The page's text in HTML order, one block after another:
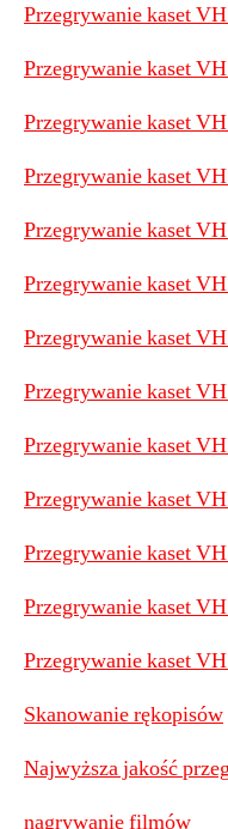
Przegrywanie kaset
Przegrywanie kaset
Przegrywanie kaset
Przegrywanie kaset
Przegrywanie kaset
Przegrywanie kaset
Przegrywanie kaset
Przegrywanie kaset
Przegrywanie kaset
Przegrywanie kaset
Przegrywanie kaset
Przegrywanie kaset
Przegrywanie kaset
Skanowanie rękopisów
Najwyższa jakość
nagrywanie filmów